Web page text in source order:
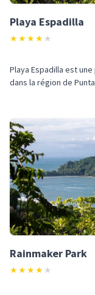
Playa Espadilla
★★★★ ★
Playa Espadilla est
dans la région de
Rainmaker Park
★★★★ ★